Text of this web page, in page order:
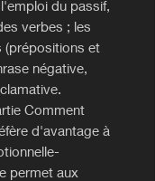
du passif,
verbes ; les
(prépositions et
négative,
Comment
d'avantage à
permet aux